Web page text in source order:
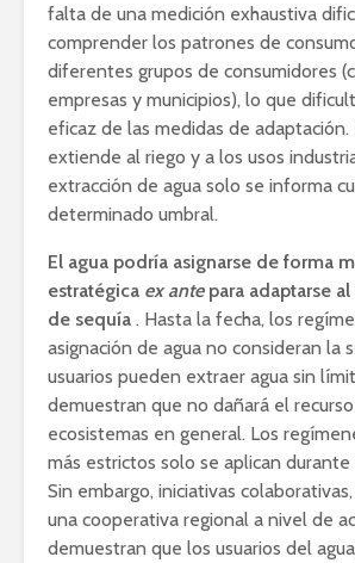
falta de una medición exhaustiva
comprender los patrones de
diferentes grupos de consumidores
empresas y municipios), lo que
eficaz de las medidas de
extiende al riego y a los usos
extracción de agua solo se informa
determinado umbral.
El agua podría asignarse de forma
estratégica ex antepara adaptarse
de sequía . Hasta la fecha, los
asignación de agua no consideran la
usuarios pueden extraer agua sin
demuestran que no dañará el
ecosistemas en general. Los
más estrictos solo se aplican durante
Sin embargo, iniciativas
una cooperativa regional a nivel de
demuestran que los usuarios del